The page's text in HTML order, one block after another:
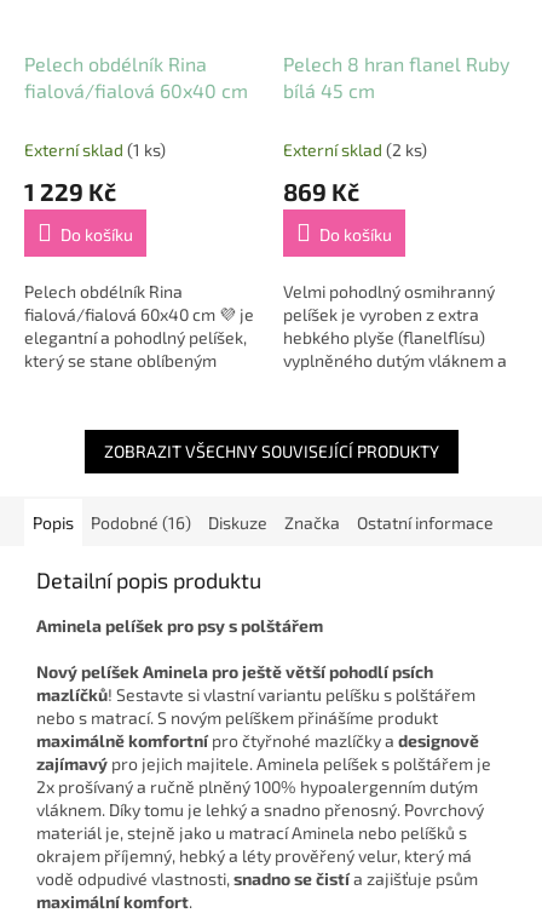
Pelech obdélník Rina
fialová/fialová 60x40 cm
Externí sklad (1 ks)
1 229 Kč
Do košíku
Pelech obdélník Rina
fialová/fialová 60x40 cm 💜 je
elegantní a pohodlný pelíšek,
který se stane oblíbeným
Tento praktický a...
Pelech 8 hran flanel Ruby
bílá 45 cm
Externí sklad (2 ks)
869 Kč
Do košíku
Velmi pohodlný osmihranný
pelíšek je vyroben z extra
hebkého plyše (flanelflísu)
vyplněného dutým vláknem a
Součástí...
ZOBRAZIT VŠECHNY SOUVISEJÍCÍ PRODUKTY
Popis Podobné (16) Diskuze Značka Ostatní informace
Detailní popis produktu
Aminela pelíšek pro psy s polštářem
Nový pelíšek Aminela pro ještě větší pohodlí psích
mazlíčků! Sestavte si vlastní variantu pelíšku s polštářem
nebo s matrací. S novým pelíškem přinášíme produkt
maximálně komfortnípro čtyřnohé mazlíčky a designově
zajímavý pro jejich majitele. Aminela pelíšek s polštářem je
2x prošívaný a ručně plněný 100% hypoalergenním dutým
vláknem. Díky tomu je lehký a snadno přenosný. Povrchový
materiál je, stejně jako u matrací Aminela nebo pelíšků s
okrajem příjemný, hebký a léty prověřený velur, který má
vodě odpudivé vlastnosti, snadno se čistía zajišťuje psům
maximální komfort.